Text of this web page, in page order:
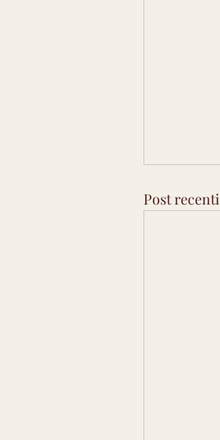
Post recenti